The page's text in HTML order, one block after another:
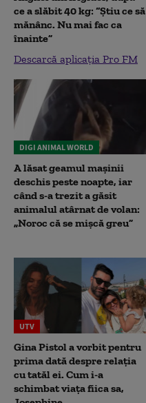
ce a slăbit 40 kg: “Știu ce să
mănânc. Nu mai fac ca
înainte”
Descarcă aplicația Pro FM
DIGI ANIMAL WORLD
A lăsat geamul mașinii
deschis peste noapte, iar
când s-a trezit a găsit
animalul atârnat de volan:
„Noroc că se mișcă greu”
UTV
Gina Pistol a vorbit pentru
prima dată despre relația
cu tatăl ei. Cum i-a
schimbat viața fiica sa,